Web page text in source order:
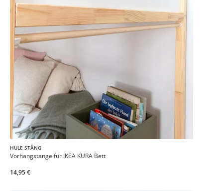
HULE STÅNG
Vorhangstange für IKEA KURA Bett
14,95 €